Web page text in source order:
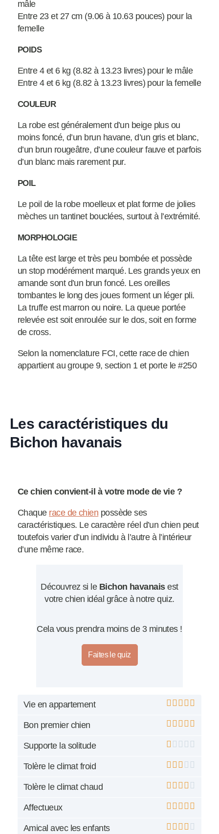
mâle
Entre 23 et 27 cm (9.06 à 10.63 pouces) pour la
femelle
POIDS
Entre 4 et 6 kg (8.82 à 13.23 livres) pour le mâle
Entre 4 et 6 kg (8.82 à 13.23 livres) pour la femelle
COULEUR
La robe est généralement d’un beige plus ou
moins foncé, d’un brun havane, d’un gris et blanc,
d’un brun rougeâtre, d’une couleur fauve et parfois
d’un blanc mais rarement pur.
POIL
Le poil de la robe moelleux et plat forme de jolies
mèches un tantinet bouclées, surtout à l’extrémité.
MORPHOLOGIE
La tête est large et très peu bombée et possède
un stop modérément marqué. Les grands yeux en
amande sont d’un brun foncé. Les oreilles
tombantes le long des joues forment un léger pli.
La truffe est marron ou noire. La queue portée
relevée est soit enroulée sur le dos, soit en forme
de cross.
Selon la nomenclature FCI, cette race de chien
appartient au groupe 9, section 1 et porte le #250
Les caractéristiques du
Bichon havanais
Ce chien convient-il à votre mode de vie ?
Chaque race de chien possède ses
caractéristiques. Le caractère réel d’un chien peut
toutefois varier d’un individu à l’autre à l’intérieur
d’une même race.
Découvrez si le Bichon havanaisest
votre chien idéal grâce à notre quiz.
Cela vous prendra moins de 3 minutes !
Faites le quiz
Vie en appartement
Bon premier chien
Supporte la solitude
Tolère le climat froid
Tolère le climat chaud
Affectueux
Amical avec les enfants